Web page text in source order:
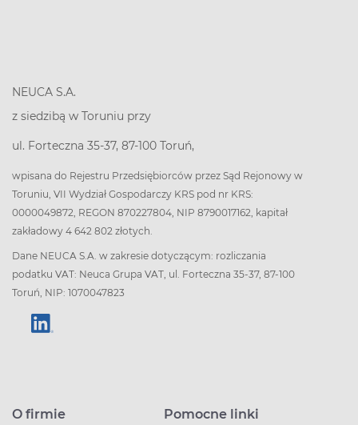
NEUCA S.A.
z siedzibą w Toruniu przy
ul. Forteczna 35-37, 87-100 Toruń,
wpisana do Rejestru Przedsiębiorców przez Sąd Rejonowy w
Toruniu, VII Wydział Gospodarczy KRS pod nr KRS:
0000049872, REGON 870227804, NIP 8790017162, kapitał
zakładowy 4 642 802 złotych.
Dane NEUCA S.A. w zakresie dotyczącym: rozliczania
podatku VAT: Neuca Grupa VAT, ul. Forteczna 35-37, 87-100
Toruń, NIP: 1070047823
O firmie Pomocne linki